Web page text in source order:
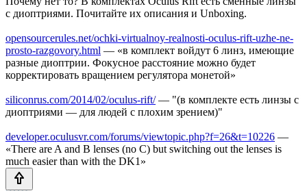
с диоптриями. Почитайте их описания и Unboxing.
opensourcerules.net/ochki-virtualnoy-realnosti-oculus-rift-uzhe-ne-
prosto-razgovory.html — «в комплект войдут 6 линз, имеющие
разные диоптрии. Фокусное расстояние можно будет
корректировать вращением регулятора монетой»
siliconrus.com/2014/02/oculus-rift/— "(в комплекте есть линзы с
диоптриями — для людей с плохим зрением)"
developer.oculusvr.com/forums/viewtopic.php?f=26&t=10226 —
«There are A and B lenses (no C) but switching out the lenses is
much easier than with the DK1»